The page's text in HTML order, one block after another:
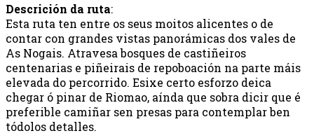
Descrición da ruta:
Esta ruta ten entre os seus moitos alicentes o de
contar con grandes vistas panorámicas dos vales de
As Nogais. Atravesa bosques de castiñeiros
centenarias e piñeirais de repoboación na parte máis
elevada do percorrido. Esixe certo esforzo deica
chegar ó pinar de Riomao, aínda que sobra dicir que é
preferible camiñar sen presas para contemplar ben
tódolos detalles.